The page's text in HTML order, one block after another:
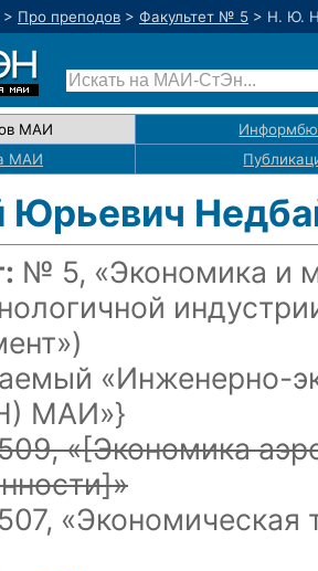
> Про преподов > Факультет № 5 > Н. Ю.
МАИ
МАИ
Юрьевич
№ 5, «Экономика и
«Инженерно-
МАИ»}
«[Экономика
»
507, «Экономическая